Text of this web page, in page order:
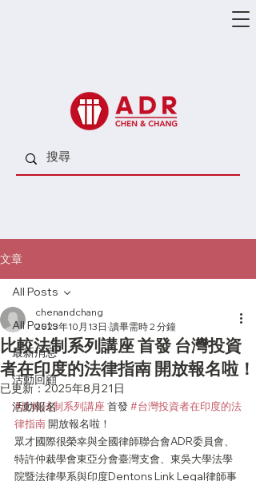
文章
All Posts
最新消息
活動回顧
活動報名
All Posts
比較法制系列講座 首發 台灣投資
者在印度的法律指南 開放報名啦！
chenandchang
2023年10月13日 讀畢需時 2 分鐘
已更新：2025年8月21日
#比較法制系列講座 首發 #台灣投資者在印度的法
律指南 開放報名啦！
眾才國際很榮幸與全國律師聯合會ADR委員會、
特許仲裁學會東亞分會臺灣支會、東吳大學法學
院暨法律學系與印度Dentons Link Legal律師事